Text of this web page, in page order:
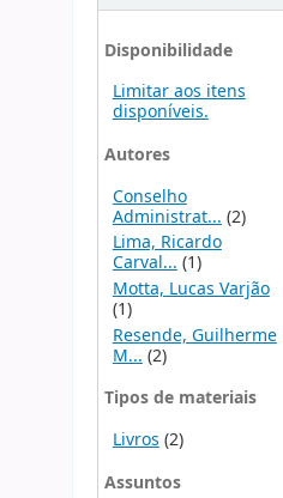
Disponibilidade
Limitar aos itens
disponíveis.
Autores
Conselho
Administrat... (2)
Lima, Ricardo
Carval...(1)
Motta, Lucas Varjão
(1)
Resende, Guilherme
M... (2)
Tipos de materiais
Livros (2)
Assuntos